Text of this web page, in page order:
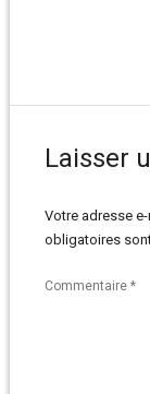
Laisser
Votre adresse
obligatoires
Commentaire *